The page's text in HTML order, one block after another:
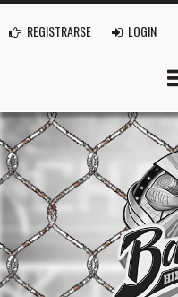
REGISTRARSE LOGIN